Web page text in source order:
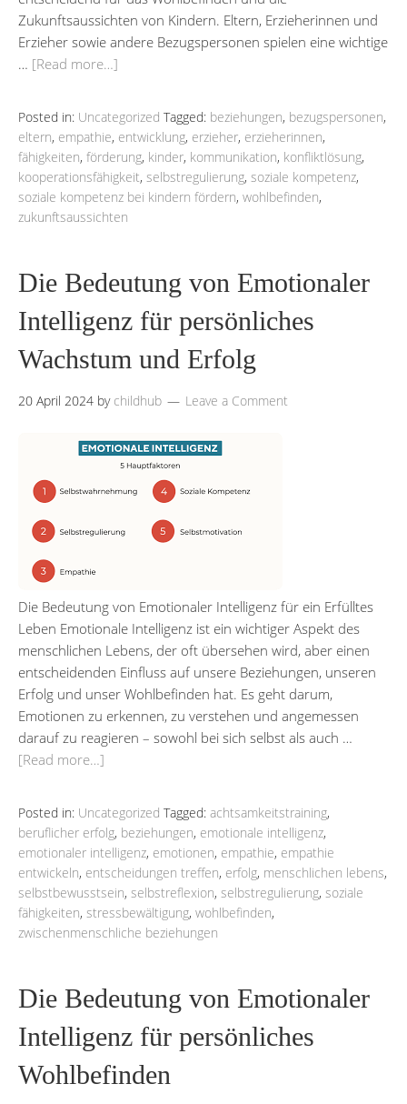
Zukunftsaussichten von Kindern. Eltern, Erzieherinnen und
Erzieher sowie andere Bezugspersonen spielen eine wichtige
… [Read more…]
Posted in: Uncategorized Tagged: beziehungen, bezugspersonen,
eltern, empathie, entwicklung, erzieher, erzieherinnen,
fähigkeiten, förderung, kinder, kommunikation, konfliktlösung,
kooperationsfähigkeit, selbstregulierung, soziale kompetenz,
soziale kompetenz bei kindern fördern, wohlbefinden,
zukunftsaussichten
Die Bedeutung von Emotionaler
Intelligenz für persönliches
Wachstum und Erfolg
20 April 2024 by childhub Leave a Comment
Die Bedeutung von Emotionaler Intelligenz für ein Erfülltes
Leben Emotionale Intelligenz ist ein wichtiger Aspekt des
menschlichen Lebens, der oft übersehen wird, aber einen
entscheidenden Einfluss auf unsere Beziehungen, unseren
Erfolg und unser Wohlbefinden hat. Es geht darum,
Emotionen zu erkennen, zu verstehen und angemessen
darauf zu reagieren – sowohl bei sich selbst als auch …
[Read more…]
Posted in: Uncategorized Tagged: achtsamkeitstraining,
beruflicher erfolg, beziehungen, emotionale intelligenz,
emotionaler intelligenz, emotionen, empathie, empathie
entwickeln, entscheidungen treffen, erfolg, menschlichen lebens,
selbstbewusstsein, selbstreflexion, selbstregulierung, soziale
fähigkeiten, stressbewältigung, wohlbefinden,
zwischenmenschliche beziehungen
Die Bedeutung von Emotionaler
Intelligenz für persönliches
Wohlbefinden